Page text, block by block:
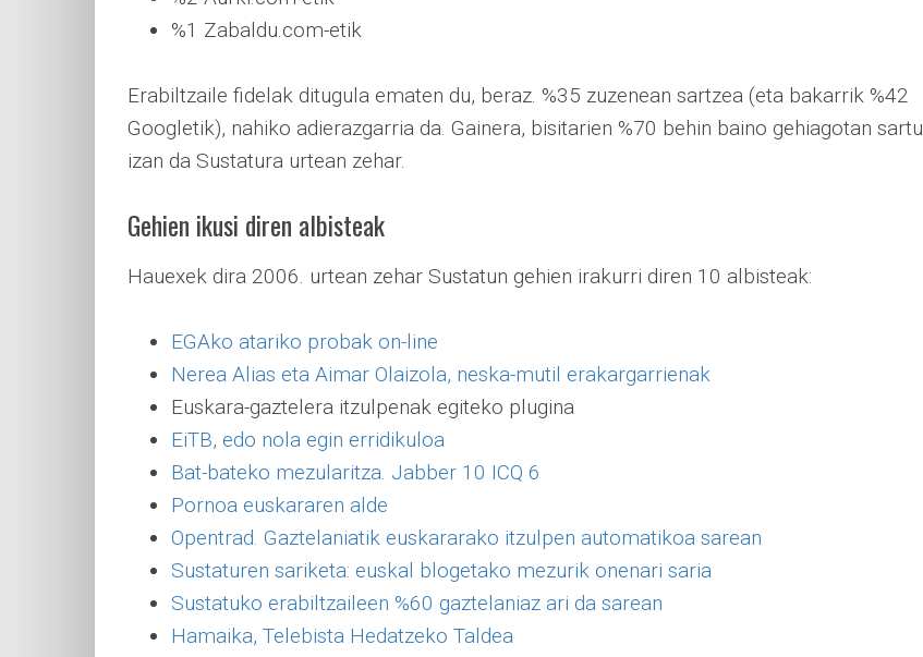
%1 Zabaldu.com-etik
Erabiltzaile fidelak ditugula ematen du, beraz. %35 zuzenean sartzea (eta bakarrik %42
Googletik), nahiko adierazgarria da. Gainera, bisitarien %70 behin baino gehiagotan sartu
izan da Sustatura urtean zehar.
Gehien ikusi diren albisteak
Hauexek dira 2006. urtean zehar Sustatun gehien irakurri diren 10 albisteak:
EGAko atariko probak on-line
Nerea Alias eta Aimar Olaizola, neska-mutil erakargarrienak
Euskara-gaztelera itzulpenak egiteko plugina
EiTB, edo nola egin erridikuloa
Bat-bateko mezularitza. Jabber 10 ICQ 6
Pornoa euskararen alde
Opentrad. Gaztelaniatik euskararako itzulpen automatikoa sarean
Sustaturen sariketa: euskal blogetako mezurik onenari saria
Sustatuko erabiltzaileen %60 gaztelaniaz ari da sarean
Hamaika, Telebista Hedatzeko Taldea